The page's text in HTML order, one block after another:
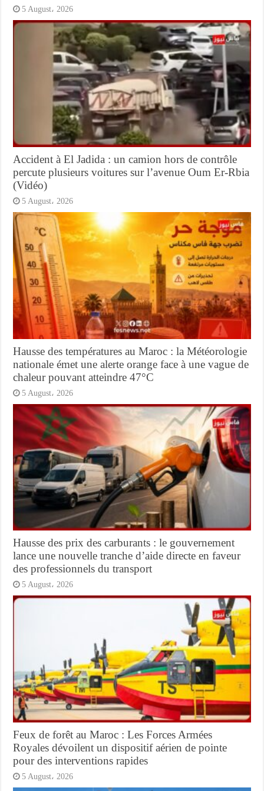
5 August، 2026
Accident à El Jadida : un camion hors de contrôle
percute plusieurs voitures sur l’avenue Oum Er-Rbia
(Vidéo)
5 August، 2026
Hausse des températures au Maroc : la Météorologie
nationale émet une alerte orange face à une vague de
chaleur pouvant atteindre 47°C
5 August، 2026
Hausse des prix des carburants : le gouvernement
lance une nouvelle tranche d’aide directe en faveur
des professionnels du transport
5 August، 2026
Feux de forêt au Maroc : Les Forces Armées
Royales dévoilent un dispositif aérien de pointe
pour des interventions rapides
5 August، 2026